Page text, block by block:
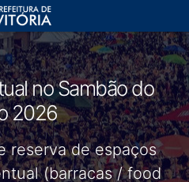
no Sambão do
2026
reserva de espaços
(barracas / food